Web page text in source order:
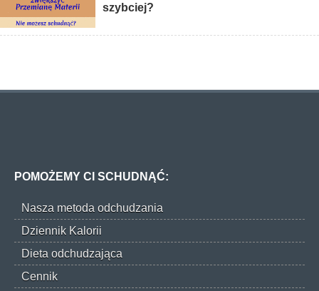
szybciej?
POMOŻEMY CI SCHUDNĄĆ:
Nasza metoda odchudzania
Dziennik Kalorii
Dieta odchudzająca
Cennik